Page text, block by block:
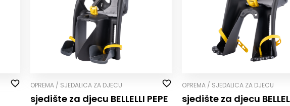
OPREMA / SJEDALICA ZA DJECU
sjedište za djecu BELLELLI PEPE
OPREMA / SJEDALICA ZA DJECU
sjedište za djecu